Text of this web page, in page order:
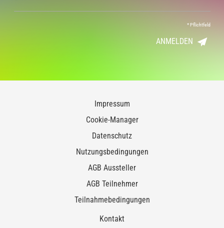
*Pflichtfeld
ANMELDEN
Impressum
Cookie-Manager
Datenschutz
Nutzungsbedingungen
AGB Aussteller
AGB Teilnehmer
Teilnahmebedingungen
Kontakt